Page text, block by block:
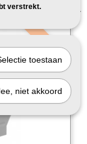
SALE
verstrekt.
toestaan
niet akkoord